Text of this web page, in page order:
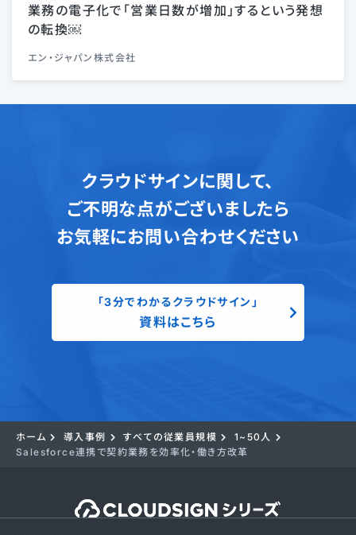
業務の電子化で「営業日数が増加」するという発想
の転換￼
エン・ジャパン株式会社
クラウドサインに関して、
ご不明な点がございましたら
お気軽にお問い合わせください
「3分でわかるクラウドサイン」
資料はこちら
ホーム 導入事例 すべての従業員規模
1~50人
Salesforce連携で契約業務を効率化・働き方改革